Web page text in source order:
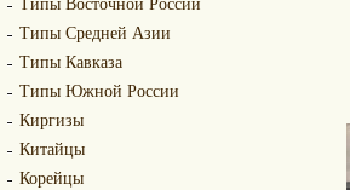
Типы Средней Азии
Типы Кавказа
Типы Южной России
Киргизы
Китайцы
Корейцы